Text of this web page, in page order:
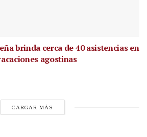
brinda cerca de 40 asistencias en
agostinas
CARGAR MÁS